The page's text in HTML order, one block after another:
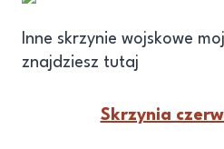
Inne skrzynie wojskowe
znajdziesz tutaj
Skrzynia